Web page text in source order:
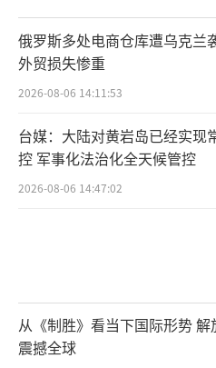
俄罗斯多处电商仓库遭乌克兰
外贸损失惨重
2026-08-06 14:11:53
台媒：大陆对黄岩岛已经实现
控 军事化法治化全天候管控
2026-08-06 14:47:02
从《制胜》看当下国际形势 解
震撼全球